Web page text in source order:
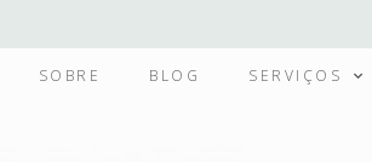
SOBRE BLOG SERVIÇOS